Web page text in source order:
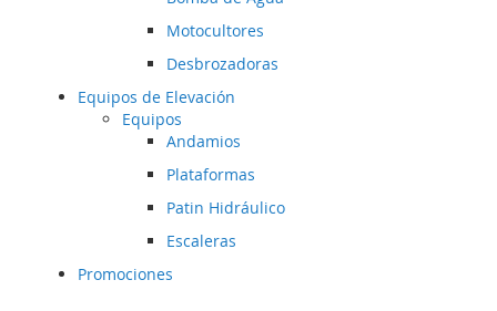
Motocultores
Desbrozadoras
Equipos de Elevación
Equipos
Andamios
Plataformas
Patin Hidráulico
Escaleras
Promociones